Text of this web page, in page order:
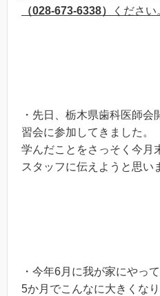
（028-673-6338）
ください
・先日、栃木県歯科医師
習会に参加してきました。
学んだことをさっそく今月
スタッフに伝えようと思い
・今年6月に我が家にやっ
5か月でこんなに大きくなり